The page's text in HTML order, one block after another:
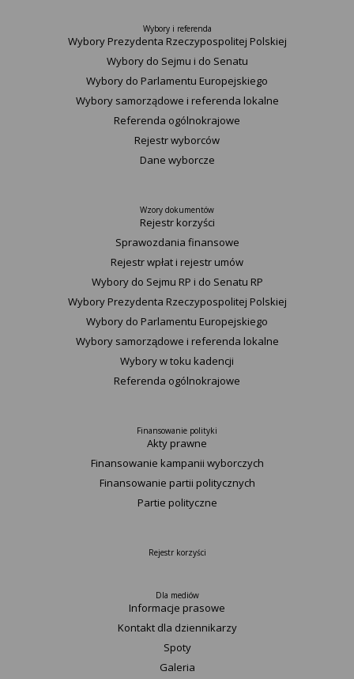
Wybory i referenda
Wybory Prezydenta Rzeczypospolitej Polskiej
Wybory do Sejmu i do Senatu
Wybory do Parlamentu Europejskiego
Wybory samorządowe i referenda lokalne
Referenda ogólnokrajowe
Rejestr wyborców
Dane wyborcze
Wzory dokumentów
Rejestr korzyści
Sprawozdania finansowe
Rejestr wpłat i rejestr umów
Wybory do Sejmu RP i do Senatu RP
Wybory Prezydenta Rzeczypospolitej Polskiej
Wybory do Parlamentu Europejskiego
Wybory samorządowe i referenda lokalne
Wybory w toku kadencji
Referenda ogólnokrajowe
Finansowanie polityki
Akty prawne
Finansowanie kampanii wyborczych
Finansowanie partii politycznych
Partie polityczne
Rejestr korzyści
Dla mediów
Informacje prasowe
Kontakt dla dziennikarzy
Spoty
Galeria